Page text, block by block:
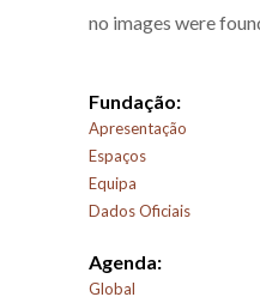
no images were
Fundação:
Apresentação
Espaços
Equipa
Dados Oficiais
Agenda:
Global